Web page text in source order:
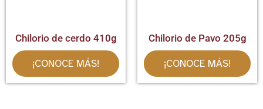
Chilorio de cerdo 410g
¡CONOCE MÁS!
Chilorio de Pavo 205g
¡CONOCE MÁS!